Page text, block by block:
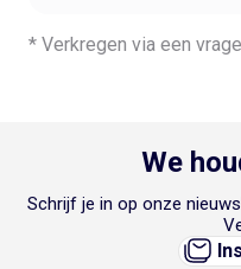
* Verkregen via een
We
Schrijf je in op onze